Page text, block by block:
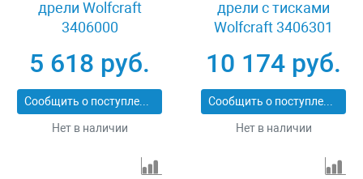
дрели Wolfcraft
3406000
5 618 руб.
Сообщить о поступлении
Нет в наличии
дрели с тисками
Wolfcraft 3406301
10 174 руб.
Сообщить о поступлении
Нет в наличии